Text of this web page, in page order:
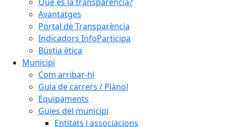
Avantatges
Portal de Transparència
Indicadors InfoParticipa
Bústia ètica
Municipi
Com arribar-hi
Guia de carrers / Plànol
Equipaments
Guies del municipi
Entitats i associacions